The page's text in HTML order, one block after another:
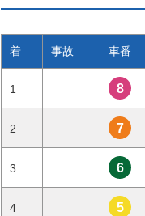
着 事故 車番
1 8
2 7
3 6
4 5